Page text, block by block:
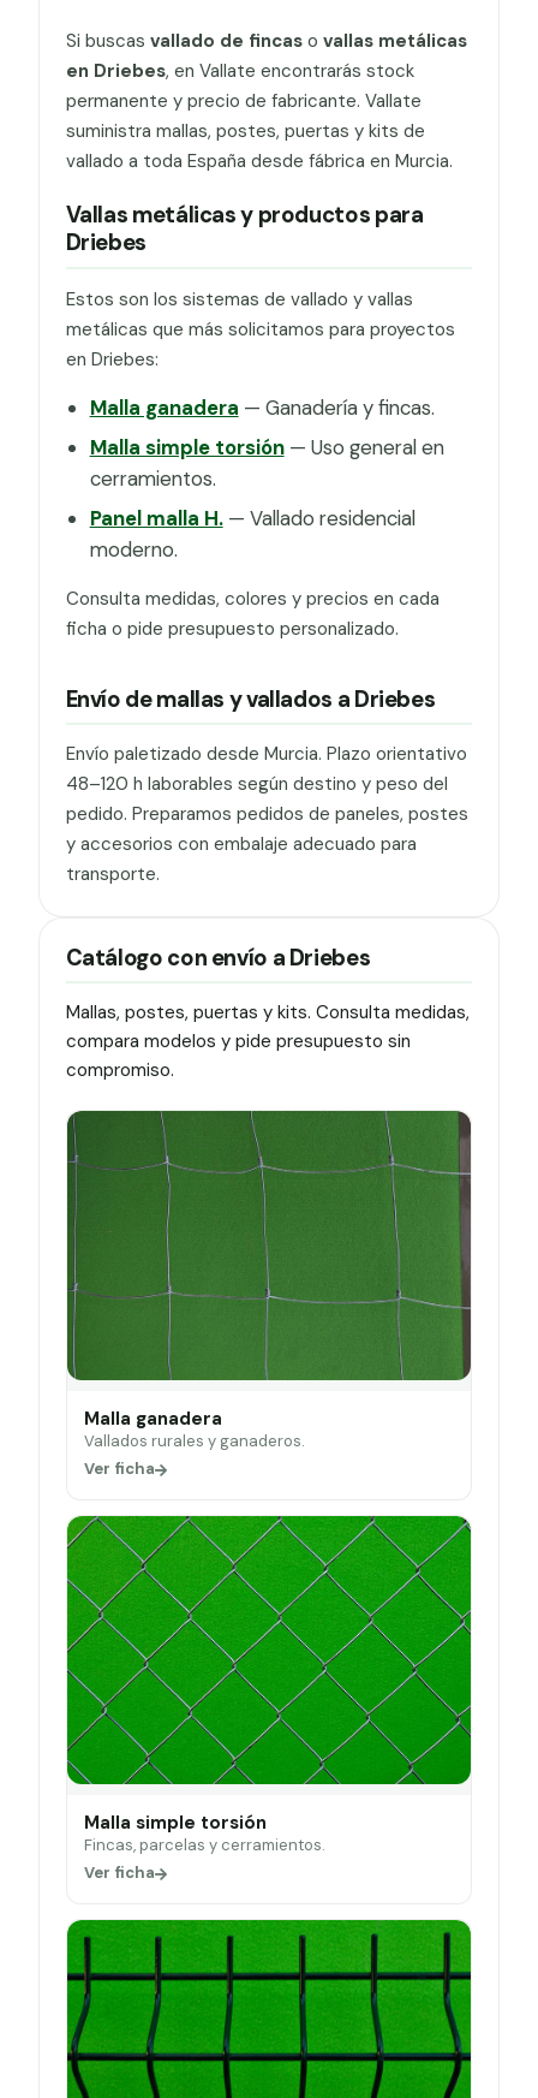
Si buscas vallado de fincaso vallas metálicas
en Driebes, en Vallate encontrarás stock
permanente y precio de fabricante. Vallate
suministra mallas, postes, puertas y kits de
vallado a toda España desde fábrica en Murcia.
Vallas metálicas y productos para
Driebes
Estos son los sistemas de vallado y vallas
metálicas que más solicitamos para proyectos
en Driebes:
Malla ganadera — Ganadería y fincas.
Malla simple torsión— Uso general en
cerramientos.
Panel malla H.— Vallado residencial
moderno.
Consulta medidas, colores y precios en cada
ficha o pide presupuesto personalizado.
Envío de mallas y vallados a Driebes
Envío paletizado desde Murcia. Plazo orientativo
48–120 h laborables según destino y peso del
pedido. Preparamos pedidos de paneles, postes
y accesorios con embalaje adecuado para
transporte.
Catálogo con envío a Driebes
Mallas, postes, puertas y kits. Consulta medidas,
compara modelos y pide presupuesto sin
compromiso.
Malla ganadera
Vallados rurales y ganaderos.
Ver ficha
Malla simple torsión
Fincas, parcelas y cerramientos.
Ver ficha